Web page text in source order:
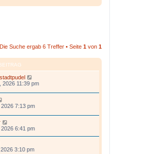
Die Suche ergab 6 Treffer • Seite 1 von 1
2026 11:39 pm
2026 7:13 pm
2026 6:41 pm
3:10 pm